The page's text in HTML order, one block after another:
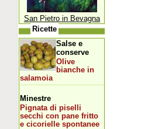
San Pietro in Bevagna
Ricette
Salse e
conserve
Olive
bianche in
salamoia
Minestre
Pignata di piselli
secchi con pane fritto
e cicorielle spontanee